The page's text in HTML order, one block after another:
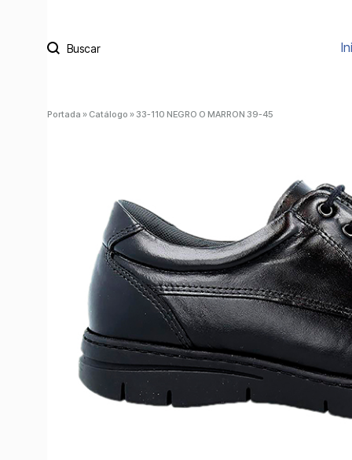
Buscar
Portada » Catálogo » 33-110 NEGRO O MARRON 39-45